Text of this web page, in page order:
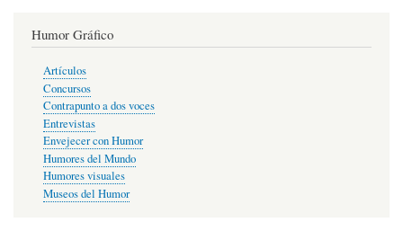
Humor Gráfico
Artículos
Concursos
Contrapunto a dos voces
Entrevistas
Envejecer con Humor
Humores del Mundo
Humores visuales
Museos del Humor